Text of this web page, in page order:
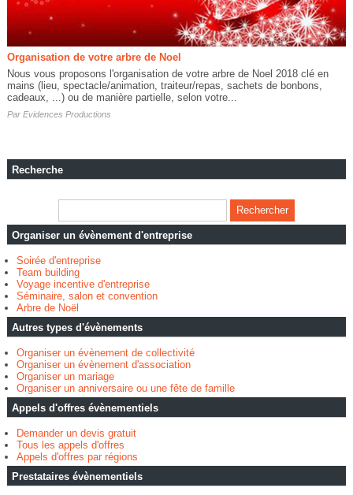
Organisation de votre arbre de Noel
Nous vous proposons l'organisation de votre arbre de Noel 2018 clé en
mains (lieu, spectacle/animation, traiteur/repas, sachets de bonbons,
cadeaux, ...) ou de manière partielle, selon votre...
Par Evidences Productions
Recherche
Organiser un évènement d'entreprise
Soirée d'entreprise
Team building
Voyage incentive d'entreprise
Séminaire, salon et convention
Arbre de Noël
Autres types d'évènements
Organiser un évènement de collectivité
Organiser un évènement d'association
Organiser un mariage
Organiser un anniversaire ou une fête de famille
Appels d'offres évènementiels
Demander un devis gratuit
Tous les appels d'offres
Appels d'offres par régions
Prestataires évènementiels